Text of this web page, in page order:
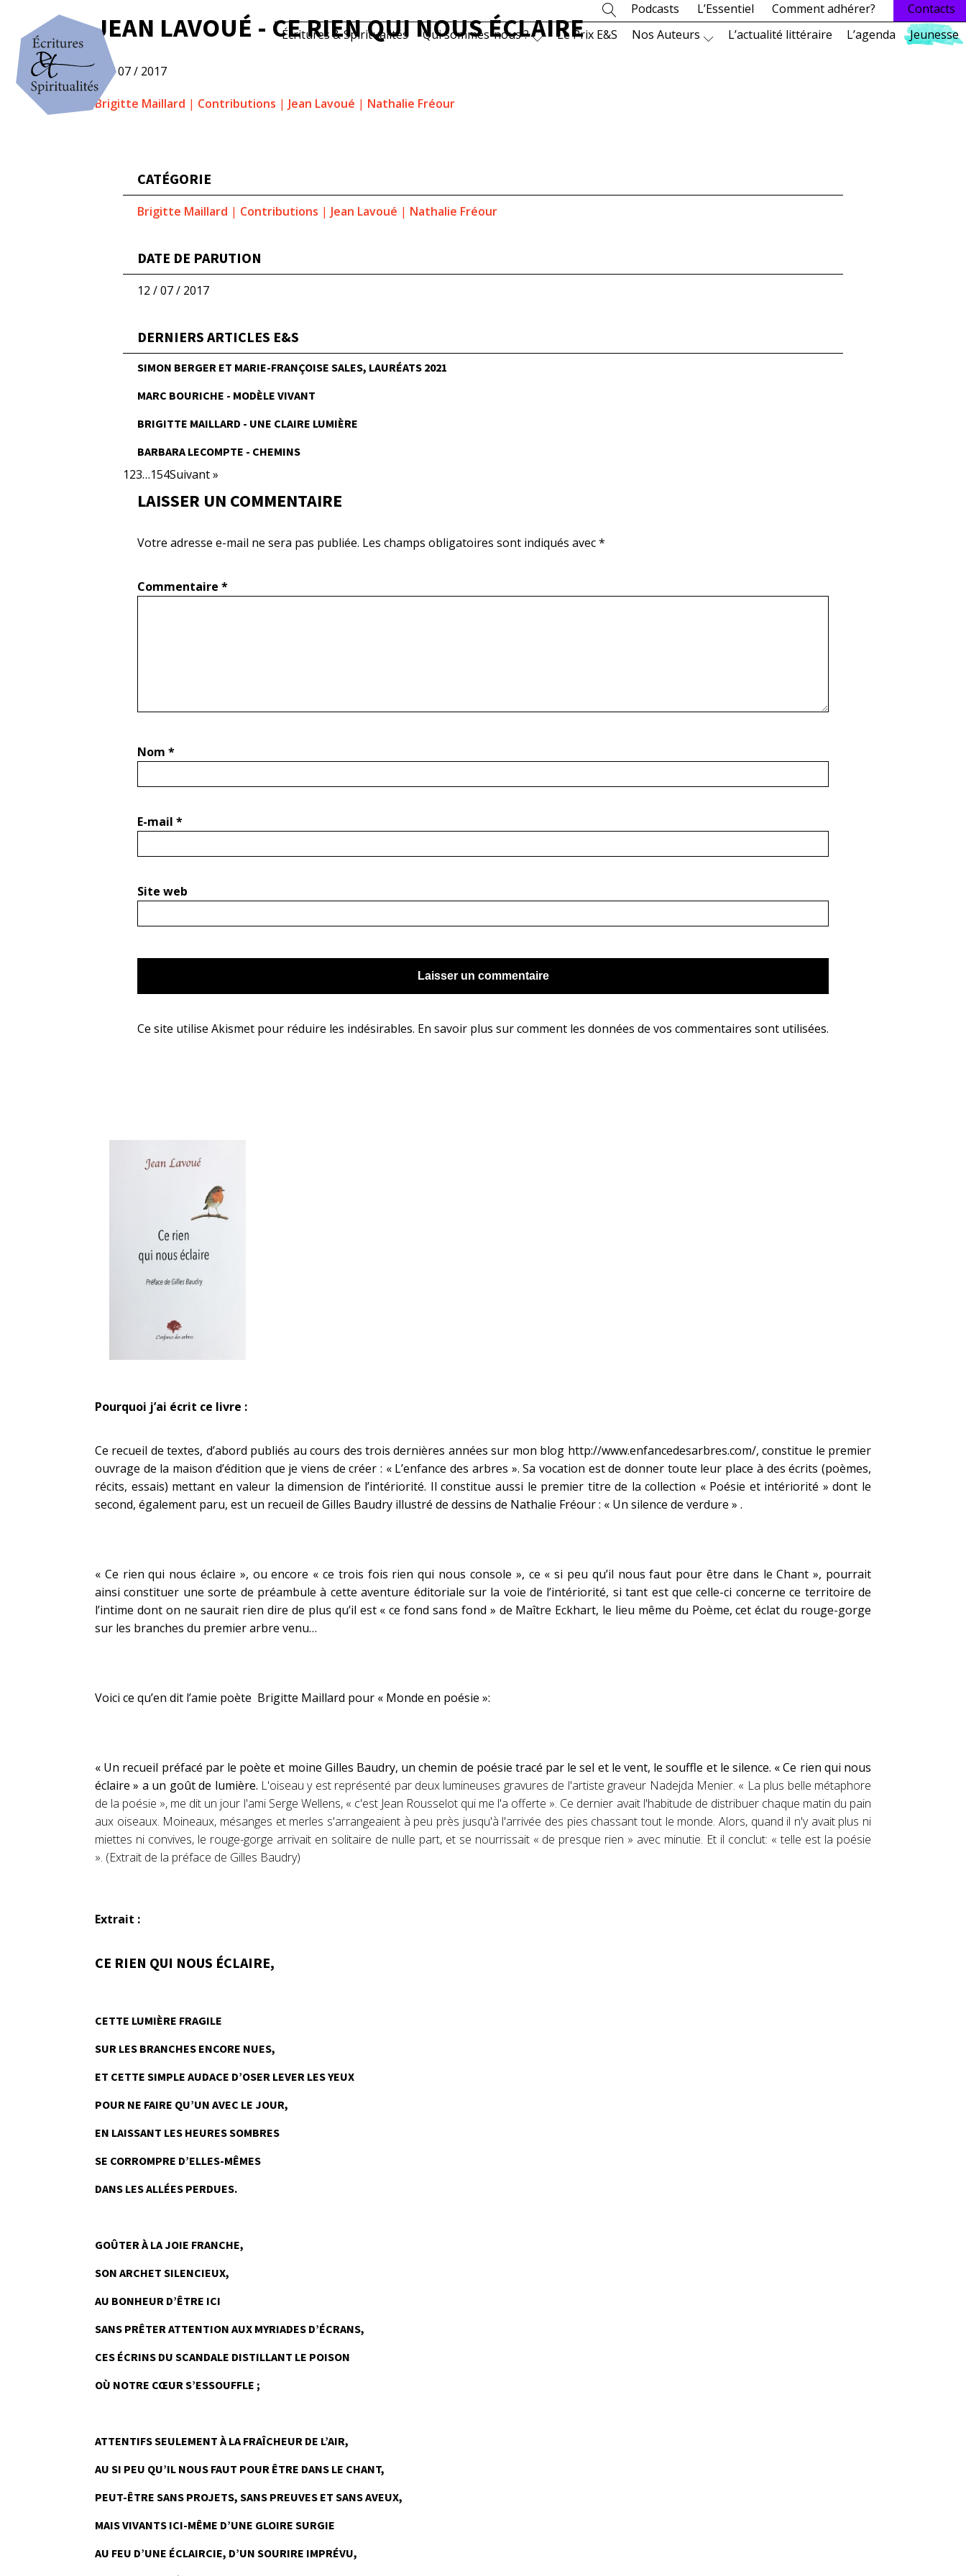
Podcasts L’Essentiel Comment adhérer?
Contacts
Écritures & Spiritualités
Qui sommes-nous ? Le Prix E&S Nos Auteurs L’actualité littéraire L’agenda Jeunesse
JEAN LAVOUÉ - CE RIEN QUI NOUS ÉCLAIRE
12 / 07 / 2017
Brigitte Maillard | Contributions | Jean Lavoué | Nathalie Fréour
CATÉGORIE
Brigitte Maillard | Contributions | Jean Lavoué | Nathalie Fréour
DATE DE PARUTION
12 / 07 / 2017
DERNIERS ARTICLES E&S
SIMON BERGER ET MARIE-FRANÇOISE SALES, LAURÉATS 2021
MARC BOURICHE - MODÈLE VIVANT
BRIGITTE MAILLARD - UNE CLAIRE LUMIÈRE
BARBARA LECOMPTE - CHEMINS
123…154Suivant »
LAISSER UN COMMENTAIRE
Votre adresse e-mail ne sera pas publiée. Les champs obligatoires sont indiqués avec*
Commentaire *
Nom *
E-mail *
Site web
Ce site utilise Akismet pour réduire les indésirables. En savoir plus sur comment les données de vos commentaires sont utilisées.
Pourquoi j’ai écrit ce livre :
Ce recueil de textes, d’abord publiés au cours des trois dernières années sur mon blog http://www.enfancedesarbres.com/, constitue le premier
ouvrage de la maison d’édition que je viens de créer : « L’enfance des arbres ». Sa vocation est de donner toute leur place à des écrits (poèmes,
récits, essais) mettant en valeur la dimension de l’intériorité. Il constitue aussi le premier titre de la collection « Poésie et intériorité » dont le
second, également paru, est un recueil de Gilles Baudry illustré de dessins de Nathalie Fréour : « Un silence de verdure » .
« Ce rien qui nous éclaire », ou encore « ce trois fois rien qui nous console », ce « si peu qu’il nous faut pour être dans le Chant », pourrait
ainsi constituer une sorte de préambule à cette aventure éditoriale sur la voie de l’intériorité, si tant est que celle-ci concerne ce territoire de
l’intime dont on ne saurait rien dire de plus qu’il est « ce fond sans fond » de Maître Eckhart, le lieu même du Poème, cet éclat du rouge-gorge
sur les branches du premier arbre venu…
Voici ce qu’en dit l’amie poète Brigitte Maillard pour « Monde en poésie »:
« Un recueil préfacé par le poète et moine Gilles Baudry, un chemin de poésie tracé par le sel et le vent, le souffle et le silence. « Ce rien qui nous
éclaire » a un goût de lumière. L'oiseau y est représenté par deux lumineuses gravures de l'artiste graveur Nadejda Menier. « La plus belle métaphore
de la poésie », me dit un jour l'ami Serge Wellens, « c'est Jean Rousselot qui me l'a offerte ». Ce dernier avait l'habitude de distribuer chaque matin du pain
aux oiseaux. Moineaux, mésanges et merles s'arrangeaient à peu près jusqu'à l'arrivée des pies chassant tout le monde. Alors, quand il n'y avait plus ni
miettes ni convives, le rouge-gorge arrivait en solitaire de nulle part, et se nourrissait « de presque rien » avec minutie. Et il conclut: « telle est la poésie
». (Extrait de la préface de Gilles Baudry)
Extrait :
CE RIEN QUI NOUS ÉCLAIRE,
CETTE LUMIÈRE FRAGILE
SUR LES BRANCHES ENCORE NUES,
ET CETTE SIMPLE AUDACE D’OSER LEVER LES YEUX
POUR NE FAIRE QU’UN AVEC LE JOUR,
EN LAISSANT LES HEURES SOMBRES
SE CORROMPRE D’ELLES-MÊMES
DANS LES ALLÉES PERDUES.
GOÛTER À LA JOIE FRANCHE,
SON ARCHET SILENCIEUX,
AU BONHEUR D’ÊTRE ICI
SANS PRÊTER ATTENTION AUX MYRIADES D’ÉCRANS,
CES ÉCRINS DU SCANDALE DISTILLANT LE POISON
OÙ NOTRE CŒUR S’ESSOUFFLE ;
ATTENTIFS SEULEMENT À LA FRAÎCHEUR DE L’AIR,
AU SI PEU QU’IL NOUS FAUT POUR ÊTRE DANS LE CHANT,
PEUT-ÊTRE SANS PROJETS, SANS PREUVES ET SANS AVEUX,
MAIS VIVANTS ICI-MÊME D’UNE GLOIRE SURGIE
AU FEU D’UNE ÉCLAIRCIE, D’UN SOURIRE IMPRÉVU,